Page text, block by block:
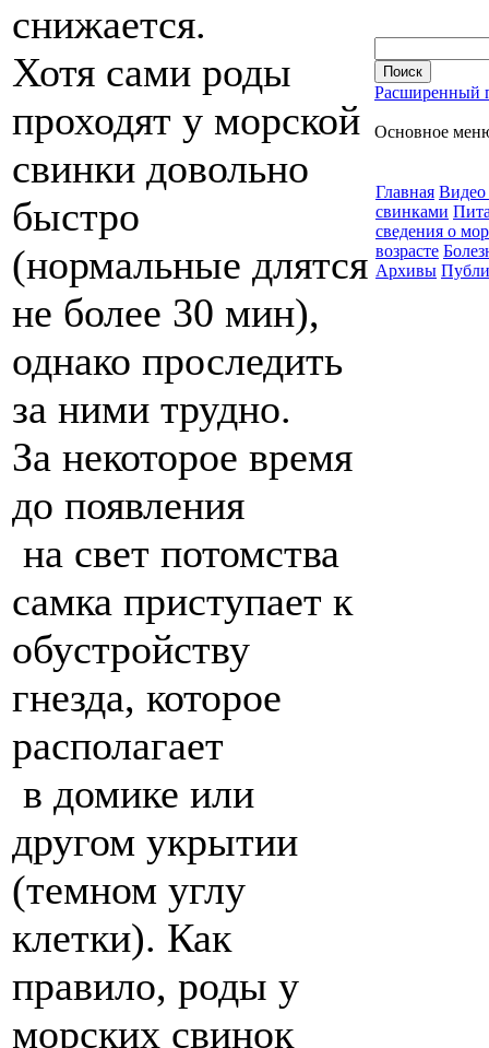
снижается.
Хотя сами роды
проходят у морской
свинки довольно
быстро
(нормальные длятся
не более 30 мин),
однако проследить
за ними трудно.
За некоторое время
до появления
на свет потомства
самка приступает к
обустройству
гнезда, которое
располагает
в домике или
другом укрытии
(темном углу
клетки). Как
правило, роды у
морских свинок
Расширенный
Основное
Главная Видео
свинками
сведения о
возрасте
Архивы